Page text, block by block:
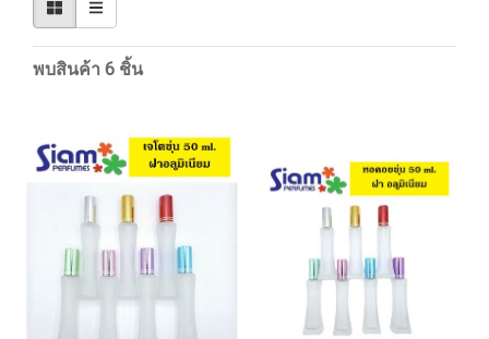
พบสินค้า 6 ชิ้น